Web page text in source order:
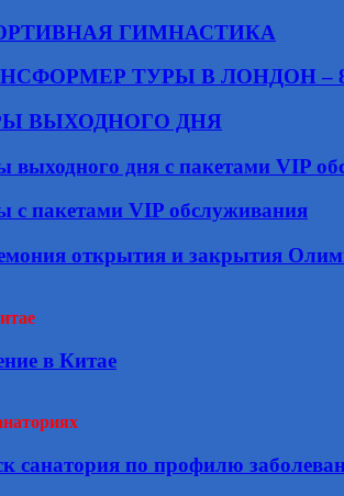
ГИМНАСТИКА
ТУРЫ В ЛОНДОН – 8
ВЫХОДНОГО ДНЯ
выходного дня с пакетами VIP
с пакетами VIP обслуживания
открытия и закрытия
в Китае
санатория по профилю